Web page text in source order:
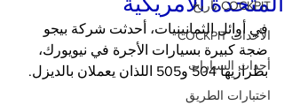
COCKPIT تاريخ
الأحداث COCKPIT
أحداث السيارات
اختبارات الطريق
في أوائل الثمانينيات، أحدثت شركة بيجو
ضجة كبيرة بسيارات الأجرة في نيويورك،
بطرازيها 504 و505 اللذان يعملان بالديزل.